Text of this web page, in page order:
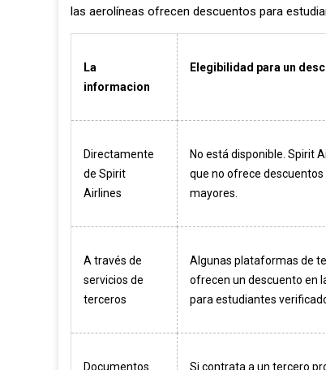
las aerolíneas ofrecen descuentos para
La
informacion
Elegibilidad para un
Directamente
de Spirit
Airlines
No está disponible. Spirit
que no ofrece
mayores.
A través de
servicios de
terceros
Algunas plataformas de
ofrecen un descuento en
para estudiantes
Documentos Si contrata a un tercero